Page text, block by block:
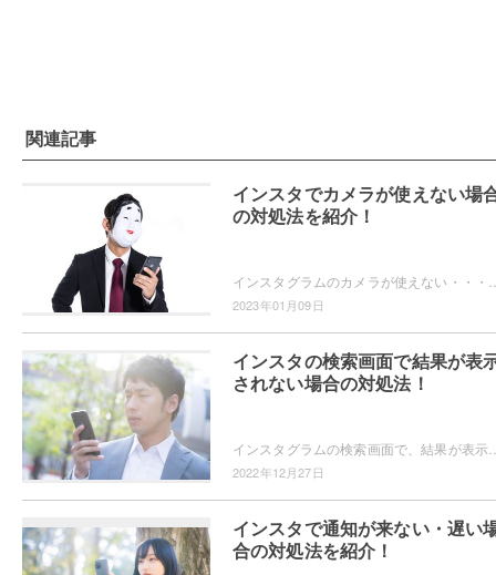
関連記事
インスタでカメラが使えない場
の対処法を紹介！
2023年01月09日
インスタの検索画面で結果が表
されない場合の対処法！
2022年12月27日
インスタで通知が来ない・遅い
合の対処法を紹介！